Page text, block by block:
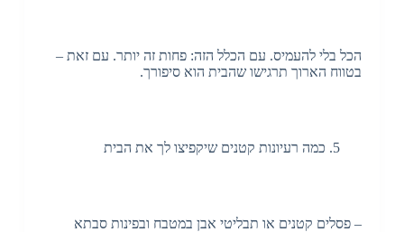
הכל בלי להעמיס. עם הכלל הזה: פחות זה יותר. עם זאת –
בטווח הארוך תרגישו שהבית הוא סיפורך.
כמה רעיונות קטנים שיקפיצו לך את הבית
– פסלים קטנים או תבליטי אבן במטבח ובפינות סבתא